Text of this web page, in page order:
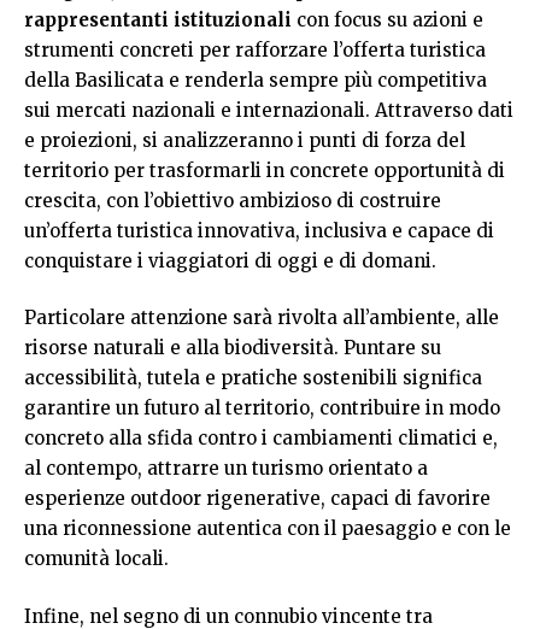
rappresentanti istituzionali con focus su azioni e
strumenti concreti per rafforzare l’offerta turistica
della Basilicata e renderla sempre più competitiva
sui mercati nazionali e internazionali. Attraverso dati
e proiezioni, si analizzeranno i punti di forza del
territorio per trasformarli in concrete opportunità di
crescita, con l’obiettivo ambizioso di costruire
un’offerta turistica innovativa, inclusiva e capace di
conquistare i viaggiatori di oggi e di domani.
Particolare attenzione sarà rivolta all’ambiente, alle
risorse naturali e alla biodiversità. Puntare su
accessibilità, tutela e pratiche sostenibili significa
garantire un futuro al territorio, contribuire in modo
concreto alla sfida contro i cambiamenti climatici e,
al contempo, attrarre un turismo orientato a
esperienze outdoor rigenerative, capaci di favorire
una riconnessione autentica con il paesaggio e con le
comunità locali.
Infine, nel segno di un connubio vincente tra